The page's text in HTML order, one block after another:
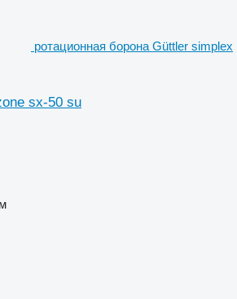
ротационная борона Güttler simplex
sx-50 su